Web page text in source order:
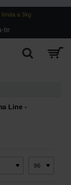
a 3kg
te
Line -